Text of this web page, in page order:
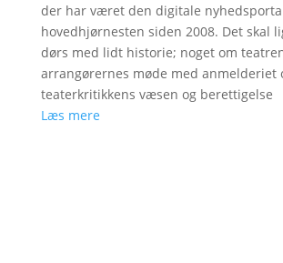
der har været den digitale
hovedhjørnesten siden 2008. Det skal
dørs med lidt historie; noget om
arrangørernes møde med anmelderiet
teaterkritikkens væsen og berettigelse
Læs mere